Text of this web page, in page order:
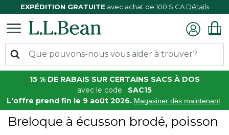
EXPÉDITION GRATUITE avec achat de 100 $ CA Détails
15 % DE RABAIS SUR CERTAINS SACS À DOS
avec le code : SAC15
L'offre prend fin le 9 août 2026. Magasiner dès maintenant
Breloque à écusson brodé, poisson